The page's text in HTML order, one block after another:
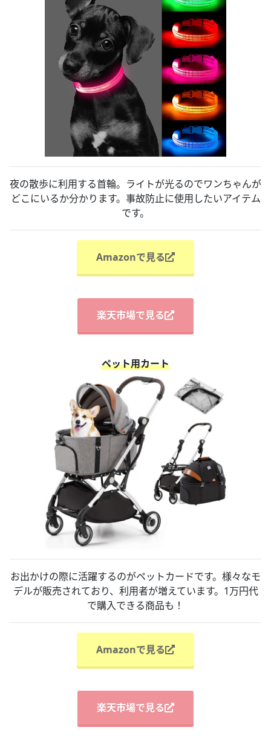
夜の散歩に利用する首輪。ライトが光るのでワンちゃんが
どこにいるか分かります。事故防止に使用したいアイテム
です。
Amazonで見る
楽天市場で見る
ペット用カート
お出かけの際に活躍するのがペットカードです。様々なモ
デルが販売されており、利用者が増えています。1万円代
で購入できる商品も！
Amazonで見る
楽天市場で見る